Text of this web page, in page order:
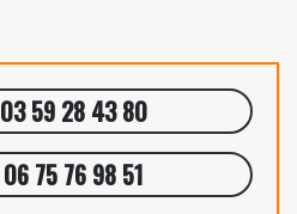
03 59 28 43 80
06 75 76 98 51